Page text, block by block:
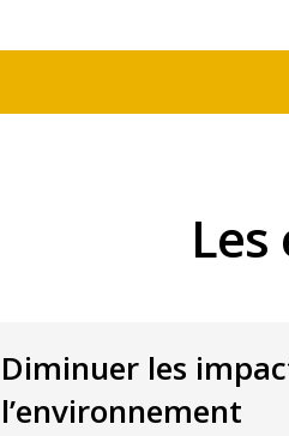
Diminuer les
l’environnement